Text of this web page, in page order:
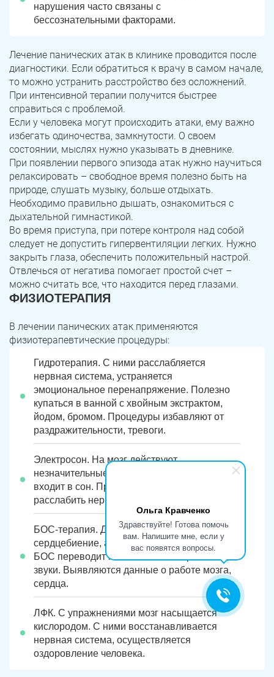
Ольга Кравченко
Здравствуйте! Готова помочь
вам. Напишите мне, если у
вас появятся вопросы.
нарушения часто связаны с
бессознательными факторами.
Лечение панических атак в клинике проводится после
диагностики. Если обратиться к врачу в самом начале,
то можно устранить расстройство без осложнений.
При интенсивной терапии получится быстрее
справиться с проблемой.
Если у человека могут происходить атаки, ему важно
избегать одиночества, замкнутости. О своем
состоянии, мыслях нужно указывать в дневнике.
При появлении первого эпизода атак нужно научиться
релаксировать – свободное время полезно быть на
природе, слушать музыку, больше отдыхать.
Необходимо правильно дышать, ознакомиться с
дыхательной гимнастикой.
Во время приступа, при потере контроля над собой
следует не допустить гипервентиляции легких. Нужно
закрыть глаза, обеспечить положительный настрой.
Отвлечься от негатива помогает простой счет –
можно считать все, что находится перед глазами.
ФИЗИОТЕРАПИЯ
В лечении панических атак применяются
физиотерапевтические процедуры:
Гидротерапия. С ними расслабляется
нервная система, устраняется
эмоциональное перенапряжение. Полезно
купаться в ванной с хвойным экстрактом,
йодом, бромом. Процедуры избавляют от
раздражительности, тревоги.
Электросон. На мозг действуют
незначительные заряды тока. Пациент
входит в сон. Процедура помогает
расслабить нервы.
БОС-терапия. Датчики фиксируют
сердцебиение, активность мозга. Устройство
БОС переводит показания в изображения,
звуки. Выявляются данные о работе мозга,
сердца.
ЛФК. С упражнениями мозг насыщается
кислородом. С ними восстанавливается
нервная система, осуществляется
оздоровление человека.